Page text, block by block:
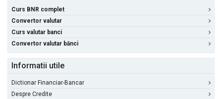
Curs BNR complet
Convertor valutar
Curs valutar banci
Convertor valutar bănci
Informatii utile
Dictionar Financiar-Bancar
Despre Credite